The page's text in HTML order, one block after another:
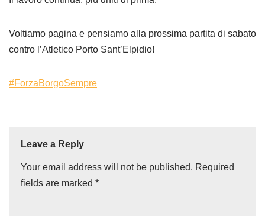
Voltiamo pagina e pensiamo alla prossima partita di sabato
contro l’Atletico Porto Sant’Elpidio!
#ForzaBorgoSempre
Leave a Reply
Your email address will not be published. Required
fields are marked *